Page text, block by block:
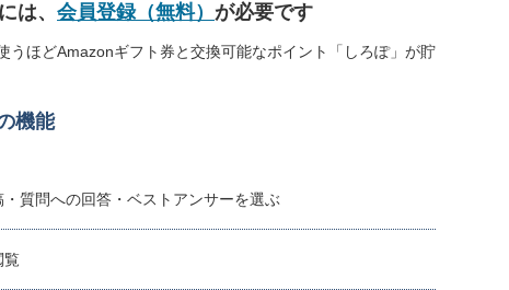
は、 会員登録（無料） が必要です
ほどAmazonギフト券と交換可能なポイント「しろぽ」が貯
機能
質問への回答・ベストアンサーを選ぶ
覧